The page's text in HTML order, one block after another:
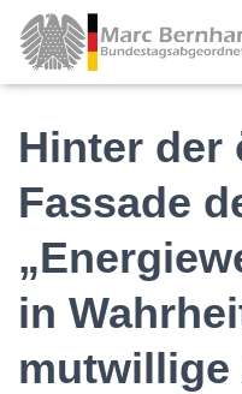
Hinter der
Fassade
in
mutwillige